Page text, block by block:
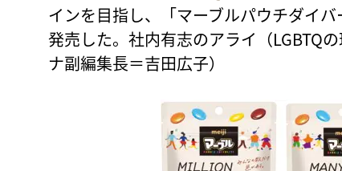
インを目指し、「マーブルパウチダイ
発売した。社内有志のアライ（LGBTQ
ナ副編集長＝吉田広子）